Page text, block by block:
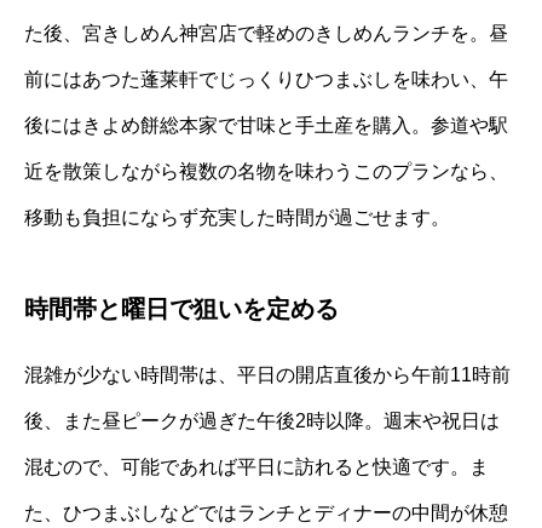
た後、宮きしめん神宮店で軽めのきしめんランチを。昼
前にはあつた蓬莱軒でじっくりひつまぶしを味わい、午
後にはきよめ餅総本家で甘味と手土産を購入。参道や駅
近を散策しながら複数の名物を味わうこのプランなら、
移動も負担にならず充実した時間が過ごせます。
時間帯と曜日で狙いを定める
混雑が少ない時間帯は、平日の開店直後から午前11時前
後、また昼ピークが過ぎた午後2時以降。週末や祝日は
混むので、可能であれば平日に訪れると快適です。ま
た、ひつまぶしなどではランチとディナーの中間が休憩